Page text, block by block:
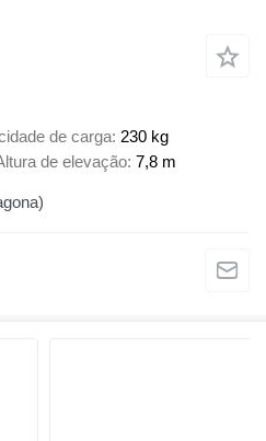
de carga 230 kg
de elevação 7,8 m